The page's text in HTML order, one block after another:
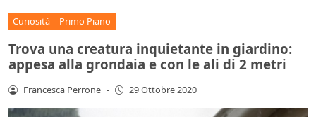
Curiosità Primo Piano
Trova una creatura inquietante in giardino:
appesa alla grondaia e con le ali di 2 metri
Francesca Perrone - 29 Ottobre 2020